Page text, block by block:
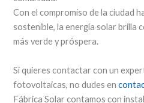
Con el compromiso de la ciudad
sostenible, la energía solar brilla
más verde y próspera.
Si quieres contactar con un
fotovoltaicas, no dudes en
Fábrica Solar contamos con